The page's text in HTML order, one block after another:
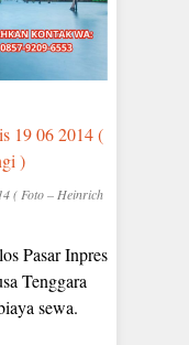
( Foto – Heinrich
Pasar Inpres
Tenggara
sewa.